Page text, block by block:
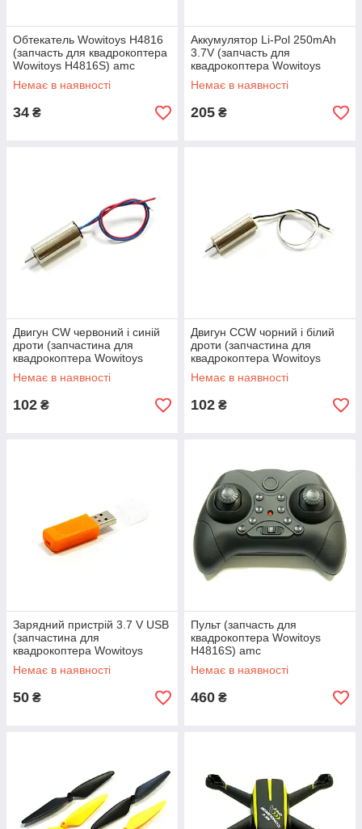
Обтекатель Wowitoys H4816
(запчасть для квадрокоптера
Wowitoys H4816S) amc
Немає в наявності
34 ₴
Аккумулятор Li-Pol 250mAh
3.7V (запчасть для
квадрокоптера Wowitoys
H4816S) amc
Немає в наявності
205 ₴
Двигун CW червоний і синій
дроти (запчастина для
квадрокоптера Wowitoys
H4816S) amc
Немає в наявності
102 ₴
Двигун CCW чорний і білий
дроти (запчастина для
квадрокоптера Wowitoys
H4816S) amc
Немає в наявності
102 ₴
Зарядний пристрій 3.7 V USB
(запчастина для
квадрокоптера Wowitoys
H4816S) amc
Немає в наявності
50 ₴
Пульт (запчасть для
квадрокоптера Wowitoys
H4816S) amc
Немає в наявності
460 ₴